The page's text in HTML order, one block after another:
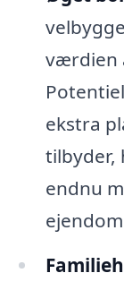
værdien
ekstra
tilbyder,
endnu